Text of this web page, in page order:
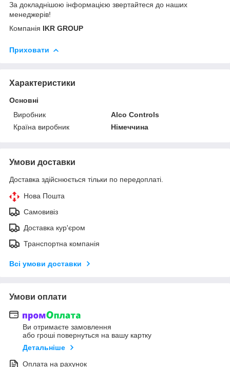
За докладнішою інформацією звертайтеся до наших
менеджерів!
Компанія IKR GROUP
Приховати
Характеристики
Основні
Виробник
Alco Controls
Країна виробник
Німеччина
Умови доставки
Доставка здійснюється тільки по передоплаті.
Нова Пошта
Самовивіз
Доставка кур'єром
Транспортна компанія
Всі умови доставки
Умови оплати
Ви отримаєте замовлення
або гроші повернуться на вашу картку
Детальніше
Оплата на рахунок